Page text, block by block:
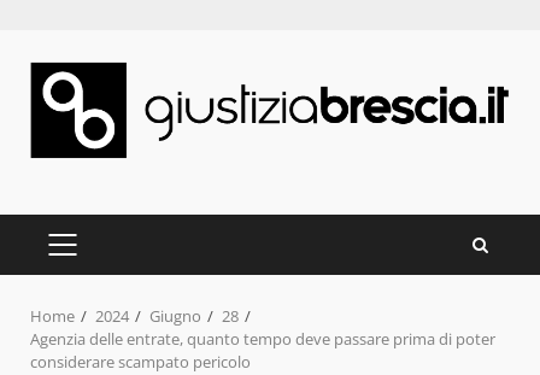
content
PRIMARY
Home 2024 Giugno
28
Agenzia delle entrate, quanto tempo deve passare prima di poter
considerare scampato pericolo